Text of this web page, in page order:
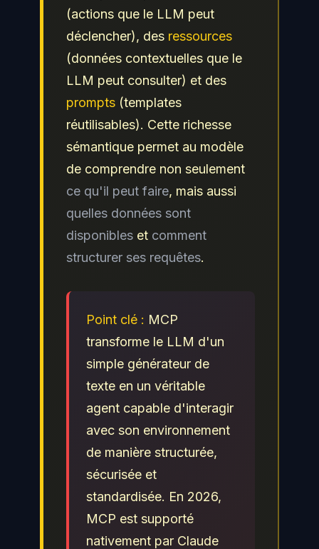
(actions que le LLM peut
déclencher), des ressources
(données contextuelles que le
LLM peut consulter) et des
prompts (templates
réutilisables). Cette richesse
sémantique permet au modèle
de comprendre non seulement
ce qu'il peut faire, mais aussi
quelles données sont
disponibles et comment
structurer ses requêtes.
Point clé : MCP
transforme le LLM d'un
simple générateur de
texte en un véritable
agent capable d'interagir
avec son environnement
de manière structurée,
sécurisée et
standardisée. En 2026,
MCP est supporté
nativement par Claude